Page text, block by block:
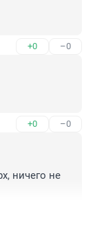
+0 –0
+0 –0
ничего не